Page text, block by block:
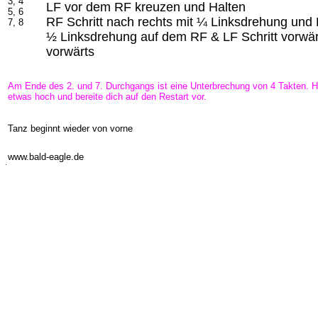
5, 6
7, 8
LF vor dem RF kreuzen und Halten
RF Schritt nach rechts mit ¼ Linksdrehung und
½ Linksdrehung auf dem RF & LF Schritt
vorwärts
Am Ende des 2. und 7. Durchgangs ist eine Unterbrechung von 4 Takten.
etwas hoch und bereite dich auf den Restart vor.
Tanz beginnt wieder von vorne
www.bald-eagle.de